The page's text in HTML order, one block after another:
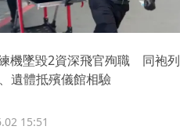
機墜毀2資深飛官殉職 同袍列
遺體抵殯儀館相驗
15:51